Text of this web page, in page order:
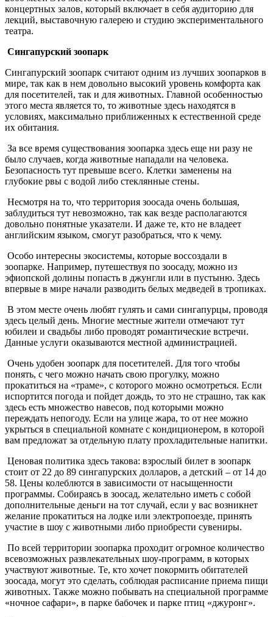
концертных залов, который включает в себя аудиторию для
лекций, выставочную галерею и студию экспериментального
театра.
Сингапурский зоопарк
Сингапурский зоопарк считают одним из лучших зоопарков в
мире, так как в нем довольно высокий уровень комфорта как
для посетителей, так и для животных. Главной особенностью
этого места является то, то животные здесь находятся в
условиях, максимально приближенных к естественной среде
их обитания.
За все время существования зоопарка здесь еще ни разу не
было случаев, когда животные нападали на человека.
Безопасность тут превыше всего. Клетки заменены на
глубокие рвы с водой либо стеклянные стены.
Несмотря на то, что территория зоосада очень большая,
заблудиться тут невозможно, так как везде располагаются
довольно понятные указатели. И даже те, кто не владеет
английским языком, смогут разобраться, что к чему.
Особо интересны экосистемы, которые воссоздали в
зоопарке. Например, путешествуя по зоосаду, можно из
эфиопской долины попасть в джунгли или в пустыню. Здесь
впервые в мире начали разводить белых медведей в тропиках.
В этом месте очень любят гулять и сами сингапурцы, проводя
здесь целый день. Многие местные жители отмечают тут
юбилеи и свадьбы либо проводят романтические встречи.
Данные услуги оказываются местной администрацией.
Очень удобен зоопарк для посетителей. Для того чтобы
понять, с чего можно начать свою прогулку, можно
прокатиться на «траме», с которого можно осмотреться. Если
испортится погода и пойдет дождь, то это не страшно, так как
здесь есть множество навесов, под которыми можно
переждать непогоду. Если на улице жара, то от нее можно
укрыться в специальной комнате с кондиционером, в которой
вам предложат за отдельную плату прохладительные напитки.
Ценовая политика здесь такова: взрослый билет в зоопарк
стоит от 22 до 89 сингапурских долларов, а детский – от 14 до
58. Цены колеблются в зависимости от насыщенности
программы. Собираясь в зоосад, желательно иметь с собой
дополнительные деньги на тот случай, если у вас возникнет
желание прокатиться на лодке или электропоезде, принять
участие в шоу с животными либо приобрести сувениры.
По всей территории зоопарка проходит огромное количество
всевозможных развлекательных шоу-программ, в которых
участвуют животные. Те, кто хочет покормить обитателей
зоосада, могут это сделать, соблюдая расписание приема пищи
животных. Также можно побывать на специальной программе
«ночное сафари», в парке бабочек и парке птиц «джуронг».